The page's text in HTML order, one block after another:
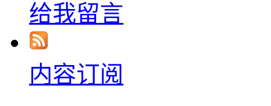
给我留言
内容订阅